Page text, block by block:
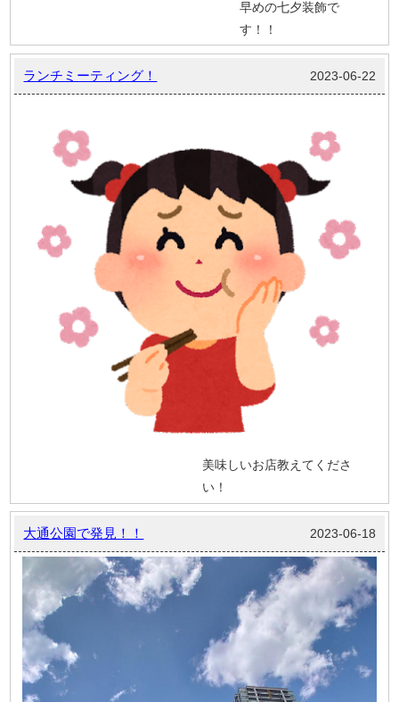
早めの七夕装飾で
す！！
ランチミーティング！ 2023-06-22
美味しいお店教えてくださ
い！
大通公園で発見！！ 2023-06-18